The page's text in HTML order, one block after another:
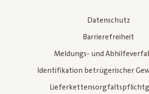
Datenschutz
Barrierefreiheit
Meldungs- und
Identifikation betrügerischer